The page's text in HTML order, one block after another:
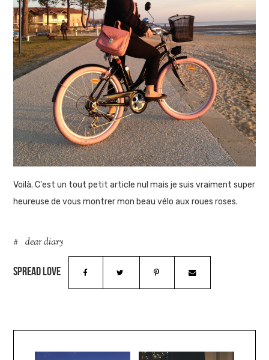
Voilà. C'est un tout petit article nul mais je suis vraiment super
heureuse de vous montrer mon beau vélo aux roues roses.
dear diary